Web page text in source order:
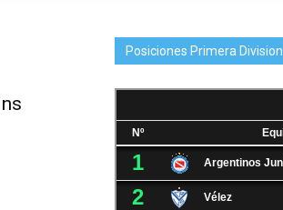
Posiciones Primera Division